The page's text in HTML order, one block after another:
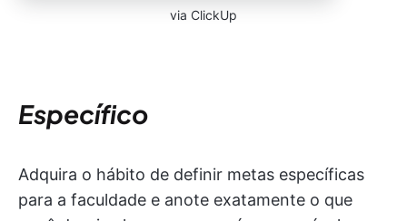
via ClickUp
Específico
Adquira o hábito de definir metas específicas
para a faculdade e anote exatamente o que